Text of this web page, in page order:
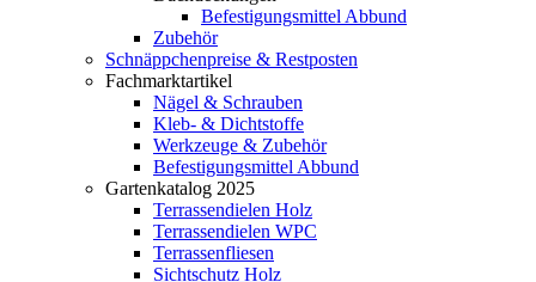
Befestigungsmittel Abbund
Zubehör
Schnäppchenpreise & Restposten
Fachmarktartikel
Nägel & Schrauben
Kleb- & Dichtstoffe
Werkzeuge & Zubehör
Befestigungsmittel Abbund
Gartenkatalog 2025
Terrassendielen Holz
Terrassendielen WPC
Terrassenfliesen
Sichtschutz Holz